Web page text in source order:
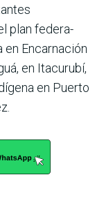
plan federa­
Encar­nación
en Itacurubí,
en Puerto